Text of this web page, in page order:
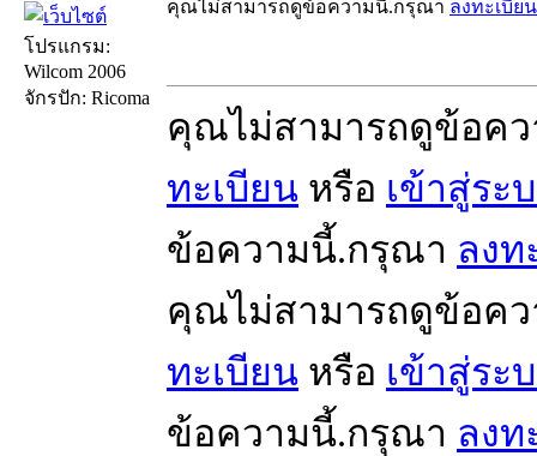
โปรแกรม:
Wilcom 2006
จักรปัก: Ricoma
คุณไม่สามารถดูข้อความนี้.กรุณา ลงทะเบียน
คุณไม่สามารถดูข้อค
ทะเบียน หรือ เข้าสู่ระ
ข้อความนี้.กรุณา ลงท
คุณไม่สามารถดูข้อค
ทะเบียน หรือ เข้าสู่ระ
ข้อความนี้.กรุณา ลงท